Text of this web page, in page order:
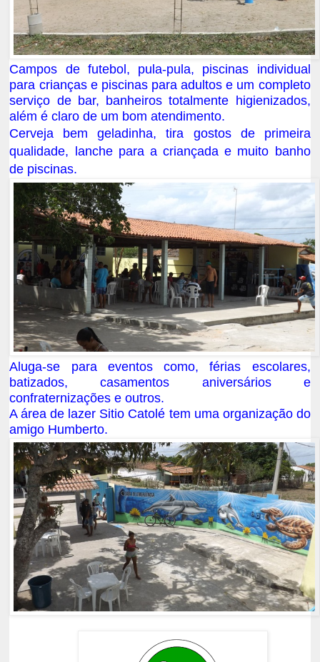
Campos de futebol, pula-pula, piscinas individual
para crianças e piscinas para adultos e um completo
serviço de bar, banheiros totalmente higienizados,
além é claro de um bom atendimento.
Cerveja bem geladinha, tira gostos de primeira
qualidade, lanche para a criançada e muito banho
de piscinas.
Aluga-se para eventos como, férias escolares,
batizados, casamentos aniversários e
confraternizações e outros.
A área de lazer Sitio Catolé tem uma organização do
amigo Humberto.